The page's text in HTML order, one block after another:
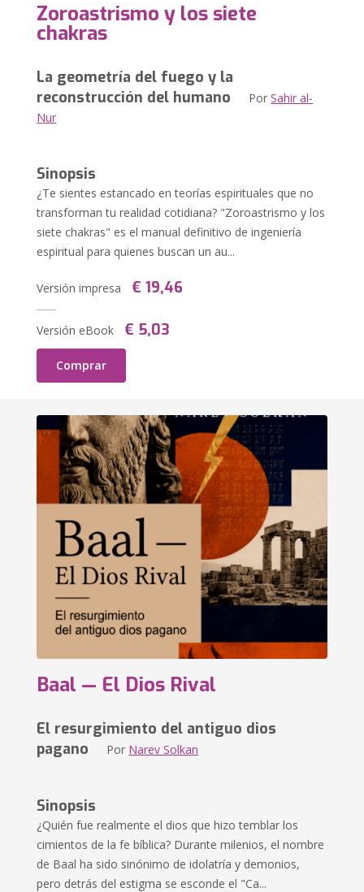
Zoroastrismo y los siete
chakras
La geometría del fuego y la
reconstrucción del humano PorSahir al-
Nur
Sinopsis
¿Te sientes estancado en teorías espirituales que no
transforman tu realidad cotidiana? "Zoroastrismo y los
siete chakras" es el manual definitivo de ingeniería
espiritual para quienes buscan un au...
Versión impresa € 19,46
Versión eBook € 5,03
Comprar
Baal — El Dios Rival
El resurgimiento del antiguo dios
pagano Por Narev Solkan
Sinopsis
¿Quién fue realmente el dios que hizo temblar los
cimientos de la fe bíblica? Durante milenios, el nombre
de Baal ha sido sinónimo de idolatría y demonios,
pero detrás del estigma se esconde el "Ca...